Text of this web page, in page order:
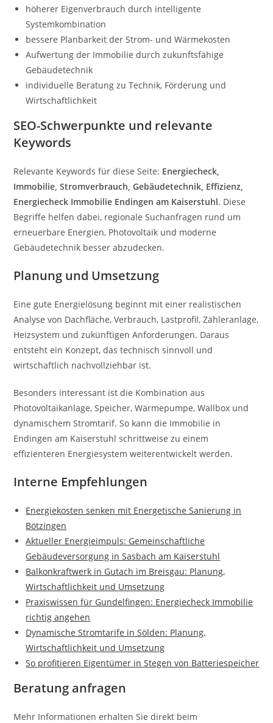
höherer Eigenverbrauch durch intelligente
Systemkombination
bessere Planbarkeit der Strom- und Wärmekosten
Aufwertung der Immobilie durch zukunftsfähige
Gebäudetechnik
individuelle Beratung zu Technik, Förderung und
Wirtschaftlichkeit
SEO-Schwerpunkte und relevante
Keywords
Relevante Keywords für diese Seite: Energiecheck,
Immobilie, Stromverbrauch, Gebäudetechnik, Effizienz,
Energiecheck Immobilie Endingen am Kaiserstuhl. Diese
Begriffe helfen dabei, regionale Suchanfragen rund um
erneuerbare Energien, Photovoltaik und moderne
Gebäudetechnik besser abzudecken.
Planung und Umsetzung
Eine gute Energielösung beginnt mit einer realistischen
Analyse von Dachfläche, Verbrauch, Lastprofil, Zähleranlage,
Heizsystem und zukünftigen Anforderungen. Daraus
entsteht ein Konzept, das technisch sinnvoll und
wirtschaftlich nachvollziehbar ist.
Besonders interessant ist die Kombination aus
Photovoltaikanlage, Speicher, Wärmepumpe, Wallbox und
dynamischem Stromtarif. So kann die Immobilie in
Endingen am Kaiserstuhl schrittweise zu einem
effizienteren Energiesystem weiterentwickelt werden.
Interne Empfehlungen
Energiekosten senken mit Energetische Sanierung in
Bötzingen
Aktueller Energieimpuls: Gemeinschaftliche
Gebäudeversorgung in Sasbach am Kaiserstuhl
Balkonkraftwerk in Gutach im Breisgau: Planung,
Wirtschaftlichkeit und Umsetzung
Praxiswissen für Gundelfingen: Energiecheck Immobilie
richtig angehen
Dynamische Stromtarife in Sölden: Planung,
Wirtschaftlichkeit und Umsetzung
So profitieren Eigentümer in Stegen von Batteriespeicher
Beratung anfragen
Mehr Informationen erhalten Sie direkt beim